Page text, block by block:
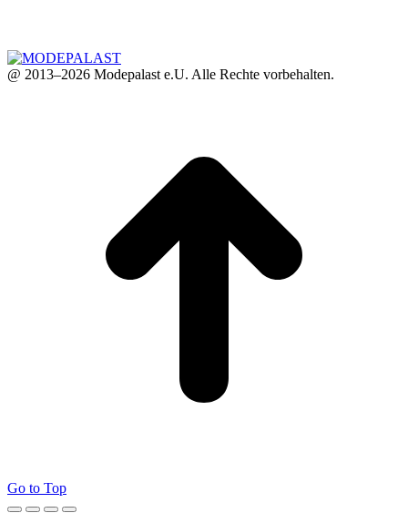
@ 2013–2026 Modepalast e.U. Alle Rechte vorbehalten.
Go to Top